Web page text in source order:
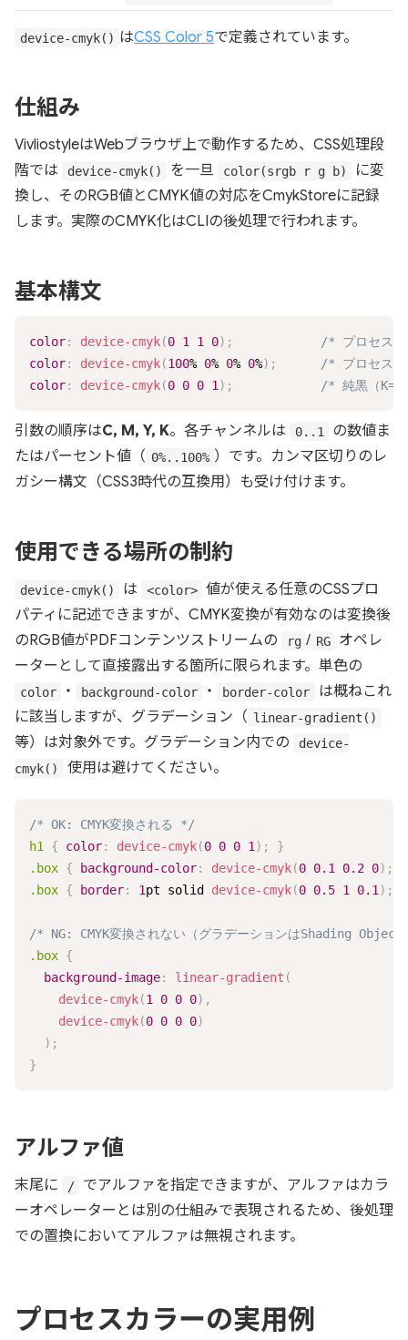
device-cmyk() はCSS Color 5で定義されています。
仕組み
VivliostyleはWebブラウザ上で動作するため、CSS処理段
階では
device-cmyk() を一旦 color(srgb r g b)
に変
換し、そのRGB値とCMYK値の対応をCmykStoreに記録
します。実際のCMYK化はCLIの後処理で行われます。
基本構文
color: device-cmyk(0 1 1 0) ;
/* プロセスレ
color: device-cmyk(100% 0% 0% 0%) ;
/* プロセスシ
color: device-cmyk(0 0 0 1) ; /* 純黒（
引数の順序はC, M, Y, K。各チャンネルは 0..1
の数値ま
たはパーセント値（ 0%..100% ）です。カンマ区切りのレ
ガシー構文（CSS3時代の互換用）も受け付けます。
使用できる場所の制約
device-cmyk() は <color> 値が使える任意のCSSプロ
パティに記述できますが、CMYK変換が有効なのは変換後
のRGB値がPDFコンテンツストリームの
rg / RG
オペレ
ーターとして直接露出する箇所に限られます。単色の
color ・ background-color ・ border-color
は概ねこれ
に該当しますが、グラデーション（ linear-gradient()
等）は対象外です。グラデーション内での
device-
cmyk()
使用は避けてください。
/* OK: CMYK変換される */
h1 { color: device-cmyk(0 0 0 1) ;
}
.box { background-color: device-cmyk(0 0.1 0.2 0) ;
.box { border: 1pt solid device-cmyk(0 0.5 1 0.1) ;
/* NG: CMYK変換されない（グラデーションはShading
.box {
background-image: linear-gradient (
device-cmyk(1 0 0 0) ,
device-cmyk(0 0 0 0)
) ;
}
アルファ値
末尾に /
でアルファを指定できますが、アルファはカラ
ーオペレーターとは別の仕組みで表現されるため、後処理
での置換においてアルファは無視されます。
プロセスカラーの実用例